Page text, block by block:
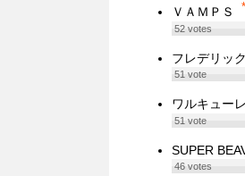
ＶＡＭＰＳ *
52votes
フレデリック
51vote
ワルキューレ
51vote
SUPER
46votes